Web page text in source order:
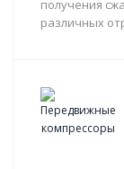
получения
различных